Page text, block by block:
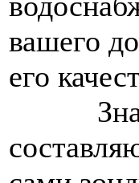
вашего
его